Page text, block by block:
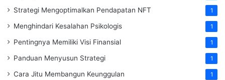
Strategi Mengoptimalkan Pendapatan NFT 1
Menghindari Kesalahan Psikologis 1
Pentingnya Memiliki Visi Finansial 1
Panduan Menyusun Strategi 1
Cara Jitu Membangun Keunggulan 1